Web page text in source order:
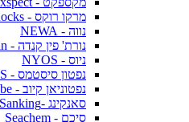
מרקו רוקס - Marco Rocks
נווה - NEWA
נורת' פין קנדה - Northfin
ניוס - NYOS
נפטון סיסטמס - NEPTUNE SYSTEMS
נפטוניאן קיוב - Neptunian Cube
סאנקינג -Sanking
סיכם - Seachem